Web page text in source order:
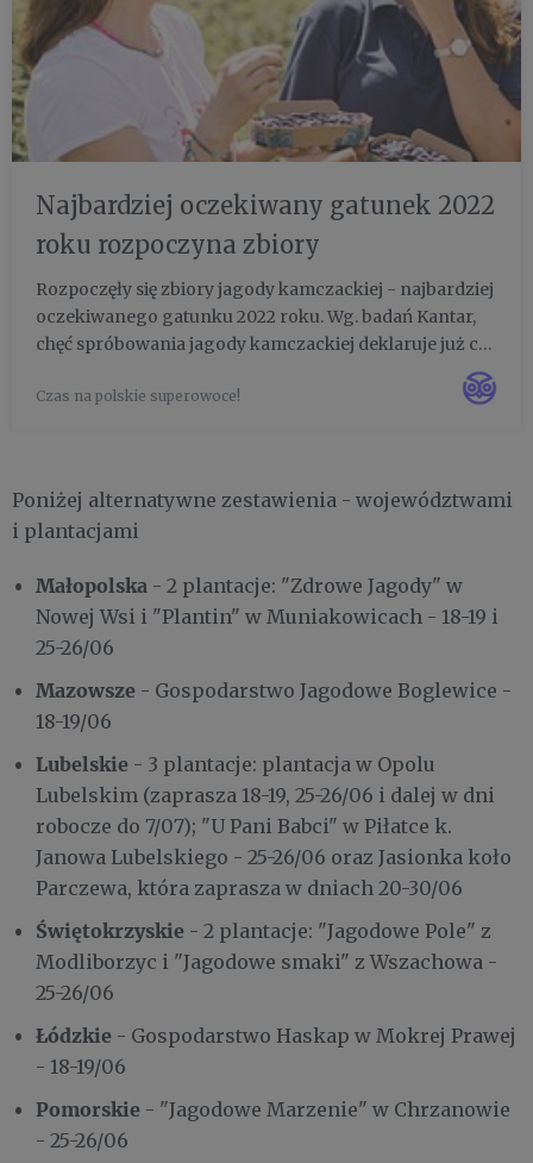
Najbardziej oczekiwany gatunek 2022
roku rozpoczyna zbiory
Rozpoczęły się zbiory jagody kamczackiej - najbardziej
oczekiwanego gatunku 2022 roku. Wg. badań Kantar,
chęć spróbowania jagody kamczackiej deklaruje już co
kilkanaście znakomitych plantacji, w różnych
Czas na polskie superowoce!
Poniżej alternatywne zestawienia - województwami
i plantacjami
Małopolska - 2 plantacje: "Zdrowe Jagody" w
Nowej Wsi i "Plantin" w Muniakowicach - 18-19 i
25-26/06
Mazowsze - Gospodarstwo Jagodowe Boglewice -
18-19/06
Lubelskie - 3 plantacje: plantacja w Opolu
Lubelskim (zaprasza 18-19, 25-26/06 i dalej w dni
robocze do 7/07); "U Pani Babci" w Piłatce k.
Janowa Lubelskiego - 25-26/06 oraz Jasionka koło
Parczewa, która zaprasza w dniach 20-30/06
Świętokrzyskie - 2 plantacje: "Jagodowe Pole" z
Modliborzyc i "Jagodowe smaki" z Wszachowa -
25-26/06
Łódzkie - Gospodarstwo Haskap w Mokrej Prawej
- 18-19/06
Pomorskie - "Jagodowe Marzenie" w Chrzanowie
- 25-26/06